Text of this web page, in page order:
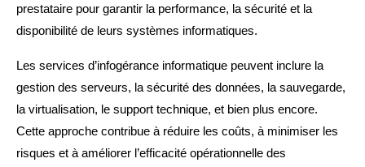
prestataire pour garantir la performance, la sécurité et la
disponibilité de leurs systèmes informatiques.
Les services d’infogérance informatique peuvent inclure la
gestion des serveurs, la sécurité des données, la sauvegarde,
la virtualisation, le support technique, et bien plus encore.
Cette approche contribue à réduire les coûts, à minimiser les
risques et à améliorer l’efficacité opérationnelle des